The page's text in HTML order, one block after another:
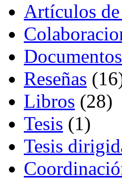
Artículos
Reseñas
Libros (28)
Tesis (1)
Tesis